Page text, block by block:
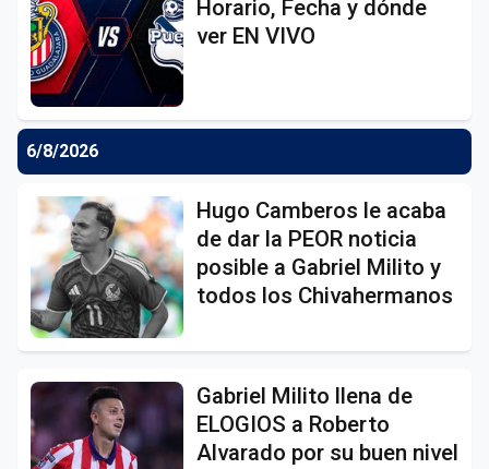
Horario, Fecha y dónde
ver EN VIVO
6/8/2026
Hugo Camberos le acaba
de dar la PEOR noticia
posible a Gabriel Milito y
todos los Chivahermanos
Gabriel Milito llena de
ELOGIOS a Roberto
Alvarado por su buen nivel